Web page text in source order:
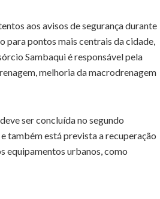
aos avisos de segurança durante
para pontos mais centrais da cidade,
Sambaqui é responsável pela
melhoria da macrodrenagem
ser concluída no segundo
também está prevista a recuperação
equipamentos urbanos, como